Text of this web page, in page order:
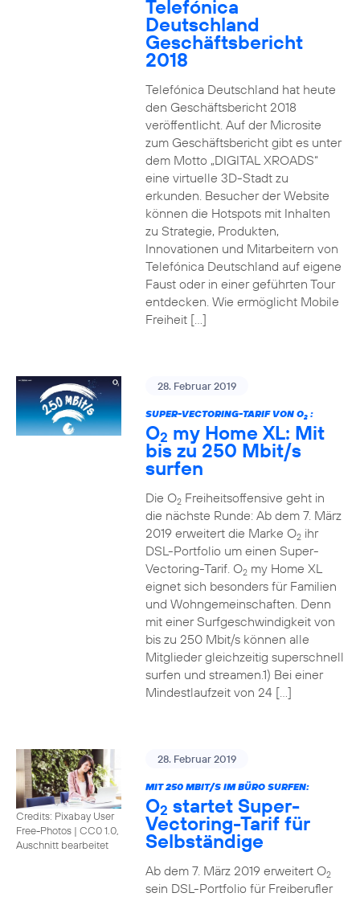
Telefónica
Deutschland
Geschäftsbericht
2018
Telefónica Deutschland hat heute
den Geschäftsbericht 2018
veröffentlicht. Auf der Microsite
zum Geschäftsbericht gibt es unter
dem Motto „DIGITAL XROADS“
eine virtuelle 3D-Stadt zu
erkunden. Besucher der Website
können die Hotspots mit Inhalten
zu Strategie, Produkten,
Innovationen und Mitarbeitern von
Telefónica Deutschland auf eigene
Faust oder in einer geführten Tour
entdecken. Wie ermöglicht Mobile
Freiheit […]
28. Februar 2019
SUPER-VECTORING-TARIF VON O2:
O2 my Home XL: Mit
bis zu 250 Mbit/s
surfen
Die O2Freiheitsoffensive geht in
die nächste Runde: Ab dem 7. März
2019 erweitert die Marke O2ihr
DSL-Portfolio um einen Super-
Vectoring-Tarif. O2my Home XL
eignet sich besonders für Familien
und Wohngemeinschaften. Denn
mit einer Surfgeschwindigkeit von
bis zu 250 Mbit/s können alle
Mitglieder gleichzeitig superschnell
surfen und streamen.1) Bei einer
Mindestlaufzeit von 24 […]
Credits: Pixabay User
Free-Photos | CC0 1.0,
Auschnitt bearbeitet
28. Februar 2019
MIT 250 MBIT/S IM BÜRO SURFEN:
O2 startet Super-
Vectoring-Tarif für
Selbständige
Ab dem 7. März 2019 erweitert O2
sein DSL-Portfolio für Freiberufler